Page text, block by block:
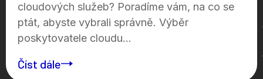
cloudových služeb? Poradíme vám, na co se
ptát, abyste vybrali správně. Výběr
poskytovatele cloudu...
Číst dále